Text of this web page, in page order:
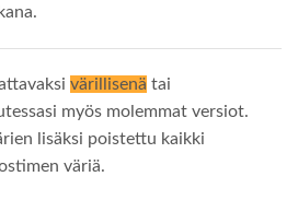
värillisenä tai
myös molemmat versiot.
lisäksi poistettu kaikki
väriä.